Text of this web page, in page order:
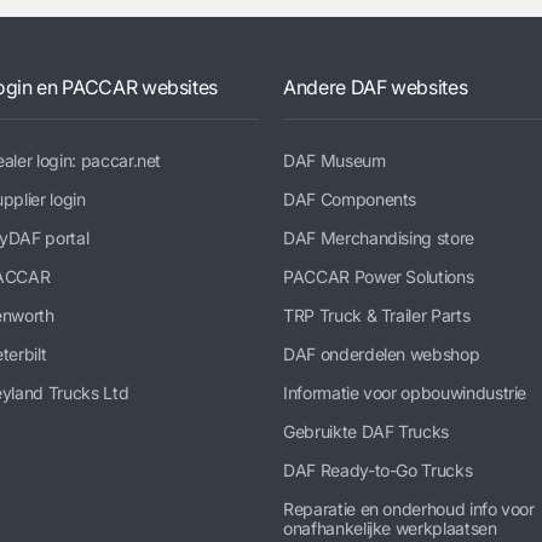
en PACCAR websites
login: paccar.net
login
portal
Trucks Ltd
Andere DAF websites
DAF Museum
DAF Components
DAF Merchandising store
PACCAR Power Solutions
TRP Truck & Trailer Parts
DAF onderdelen webshop
Informatie voor opbouwindustrie
Gebruikte DAF Trucks
DAF Ready-to-Go Trucks
Reparatie en onderhoud info voor
onafhankelijke werkplaatsen